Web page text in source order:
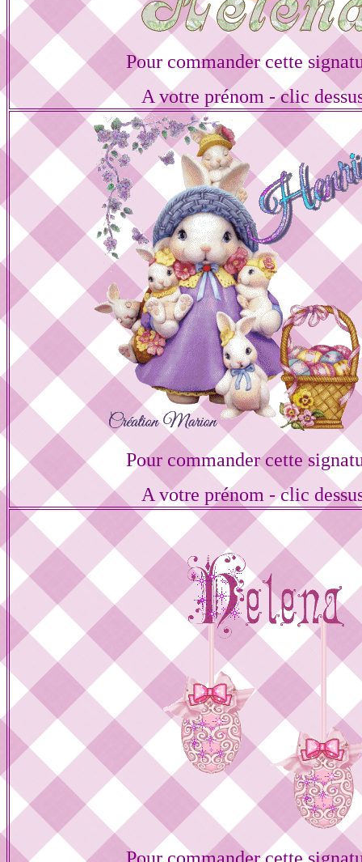
Pour commander cette
A votre prénom - clic
Pour commander cette
A votre prénom - clic